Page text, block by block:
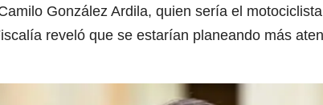
González Ardila, quien sería el
reveló que se estarían planeando más